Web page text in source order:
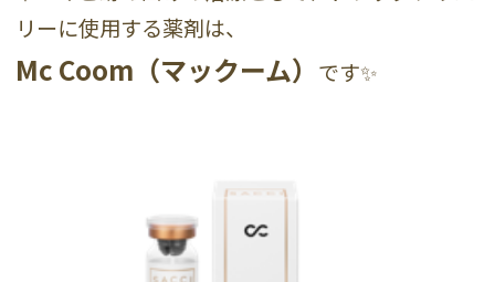
リーに使用する薬剤は、
Mc Coom（マックーム） です✨